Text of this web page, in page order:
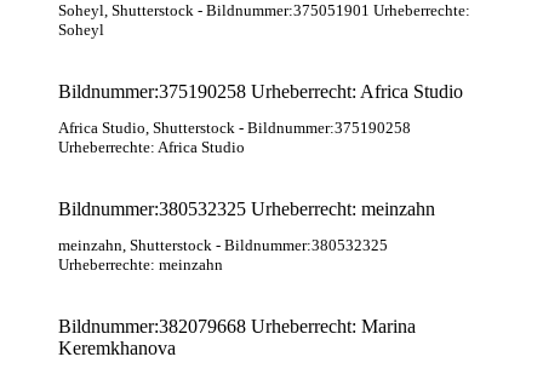
Soheyl, Shutterstock - Bildnummer:375051901 Urheberrechte:
Soheyl
Bildnummer:375190258 Urheberrecht: Africa Studio
Africa Studio, Shutterstock - Bildnummer:375190258
Urheberrechte: Africa Studio
Bildnummer:380532325 Urheberrecht: meinzahn
meinzahn, Shutterstock - Bildnummer:380532325
Urheberrechte: meinzahn
Bildnummer:382079668 Urheberrecht: Marina
Keremkhanova